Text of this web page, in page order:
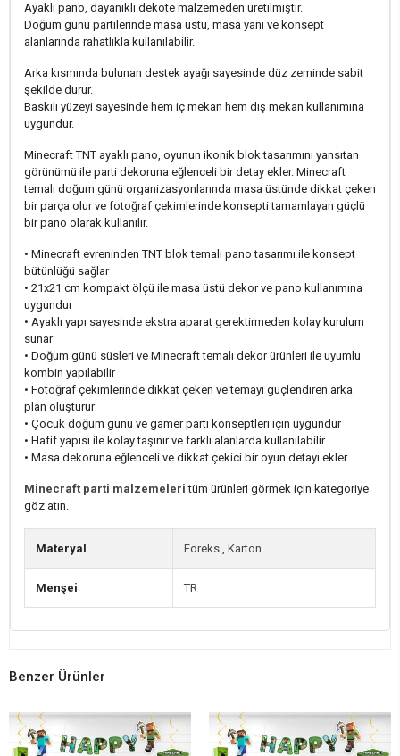
Ayaklı pano, dayanıklı dekote malzemeden üretilmiştir.
Doğum günü partilerinde masa üstü, masa yanı ve konsept
alanlarında rahatlıkla kullanılabilir.
Arka kısmında bulunan destek ayağı sayesinde düz zeminde sabit
şekilde durur.
Baskılı yüzeyi sayesinde hem iç mekan hem dış mekan kullanımına
uygundur.
Minecraft TNT ayaklı pano, oyunun ikonik blok tasarımını yansıtan
görünümü ile parti dekoruna eğlenceli bir detay ekler. Minecraft
temalı doğum günü organizasyonlarında masa üstünde dikkat çeken
bir parça olur ve fotoğraf çekimlerinde konsepti tamamlayan güçlü
bir pano olarak kullanılır.
• Minecraft evreninden TNT blok temalı pano tasarımı ile konsept
bütünlüğü sağlar
• 21x21 cm kompakt ölçü ile masa üstü dekor ve pano kullanımına
uygundur
• Ayaklı yapı sayesinde ekstra aparat gerektirmeden kolay kurulum
sunar
• Doğum günü süsleri ve Minecraft temalı dekor ürünleri ile uyumlu
kombin yapılabilir
• Fotoğraf çekimlerinde dikkat çeken ve temayı güçlendiren arka
plan oluşturur
• Çocuk doğum günü ve gamer parti konseptleri için uygundur
• Hafif yapısı ile kolay taşınır ve farklı alanlarda kullanılabilir
• Masa dekoruna eğlenceli ve dikkat çekici bir oyun detayı ekler
Minecraft parti malzemeleri tüm ürünleri görmek için kategoriye
göz atın.
Materyal Foreks , Karton
Menşei TR
Benzer Ürünler